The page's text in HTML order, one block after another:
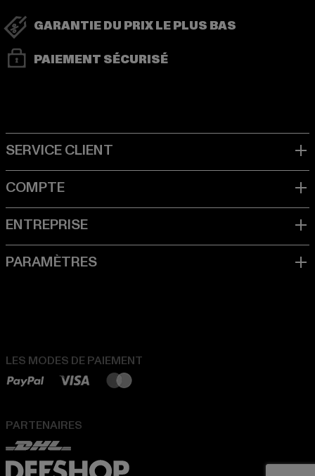
GARANTIE DU PRIX LE PLUS BAS
PAIEMENT SÉCURISÉ
LES MODES DE PAIEMENT
PARTENAIRES